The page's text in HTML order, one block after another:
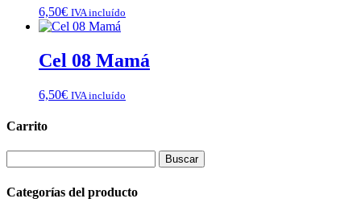
6,50€ IVA incluído
Cel 08 Mamá
6,50€ IVA incluído
Carrito
Categorías del producto